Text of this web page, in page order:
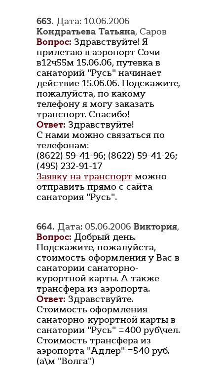
663. Дата: 10.06.2006
Кондратьева Татьяна, Саров
Вопрос: Здравствуйте! Я
прилетаю в аэропорт Сочи
в12ч55м 15.06.06, путевка в
санаторий "Русь" начинает
действие 15.06.06. Подскажите,
пожалуйста, по какому
телефону я могу заказать
транспорт. Спасибо!
Ответ: Здравствуйте!
С нами можно связаться по
телефонам:
(8622) 59-41-96; (8622) 59-41-26;
(495) 232-91-17
Заявку на транспорт можно
отправить прямо с сайта
санатория "Русь".
664. Дата: 05.06.2006 Виктория,
Вопрос: Добрый день.
Подскажите, пожалуйста,
стоимость оформления у Вас в
санатории санаторно-
курортной карты. А также
трансфера из аэропорта.
Ответ: Здравствуйте.
Стоимость оформления
санаторно-курортной карты в
санатории "Русь" =400 руб\чел.
Стоимость трансфера из
аэропорта "Адлер" =540 руб.
(а\м "Волга")